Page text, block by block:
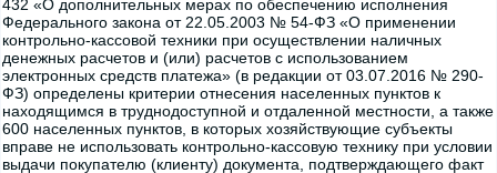
432 «О дополнительных мерах по обеспечению исполнения
Федерального закона от 22.05.2003 № 54-ФЗ «О применении
контрольно-кассовой техники при осуществлении наличных
денежных расчетов и (или) расчетов с использованием
электронных средств платежа» (в редакции от 03.07.2016 № 290-
ФЗ) определены критерии отнесения населенных пунктов к
находящимся в труднодоступной и отдаленной местности, а также
600 населенных пунктов, в которых хозяйствующие субъекты
вправе не использовать контрольно-кассовую технику при условии
выдачи покупателю (клиенту) документа, подтверждающего факт